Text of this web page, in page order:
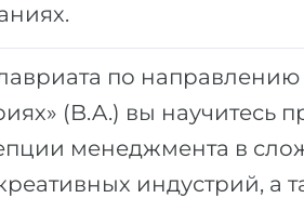
по направлению
(B.A.) вы научитесь
менеджмента в
индустрий, а